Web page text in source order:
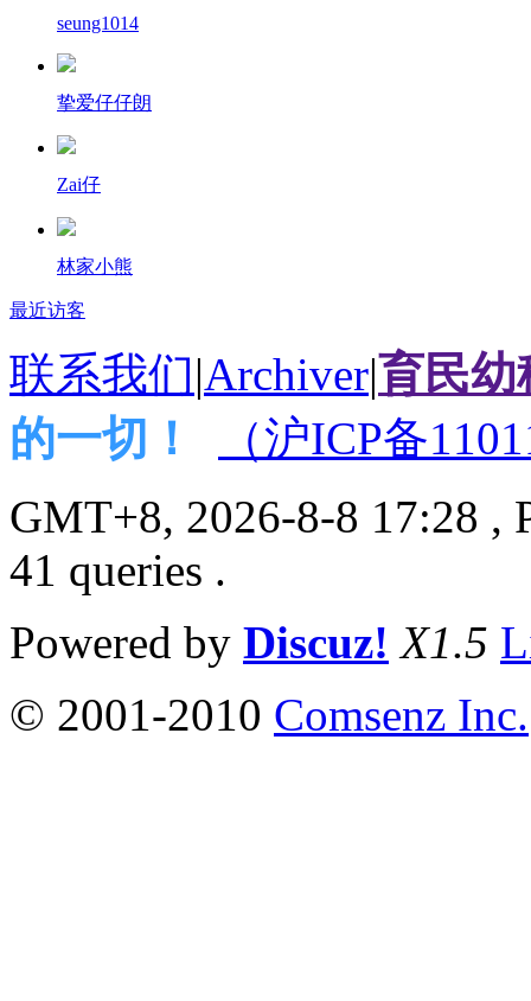
seung1014
挚爱仔仔朗
Zai仔
林家小熊
最近访客
联系我们|Archiver|育民幼
的一切！
（沪ICP备
GMT+8, 2026-8-8 17:28 ,
41 queries .
Powered by Discuz! X1.5
© 2001-2010 Comsenz Inc.